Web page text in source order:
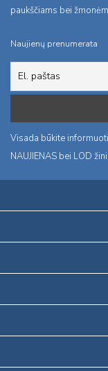
paukščiams bei
Naujienų prenumerata
Visada būkite informuoti
NAUJIENAS bei LOD